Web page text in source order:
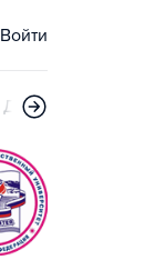
Войти
Дни открытых